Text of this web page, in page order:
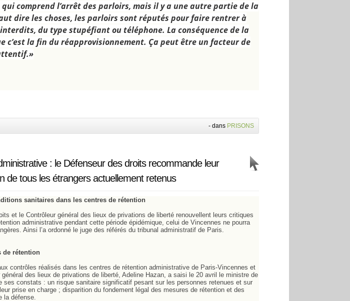
comprend l’arrêt des parloirs, mais il y a une autre partie de la
dire les choses, les parloirs sont réputés pour faire rentrer à
du type stupéfiant ou téléphone. La conséquence de la
c’est la fin du réapprovisionnement. Ça peut être un facteur de
- dans PRISONS
: le Défenseur des droits recommande leur
de tous les étrangers actuellement retenus
sanitaires dans les centres de rétention
et le Contrôleur général des lieux de privations de liberté renouvellent leurs critiques
administrative pendant cette période épidémique, celui de Vincennes ne pourra
Ainsi l’a ordonné le juge des référés du tribunal administratif de Paris.
de rétention
contrôles réalisés dans les centres de rétention administrative de Paris-Vincennes et
des lieux de privations de liberté, Adeline Hazan, a saisi le 20 avril le ministre de
ses constats : un risque sanitaire significatif pesant sur les personnes retenues et sur
prise en charge ; disparition du fondement légal des mesures de rétention et des
la défense.